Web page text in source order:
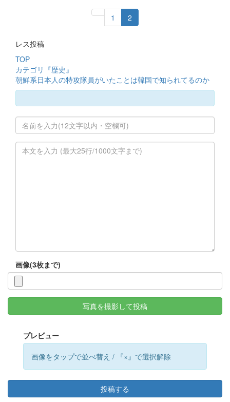
1 2
レス投稿
TOP
カテゴリ『歴史』
朝鮮系日本人の特攻隊員がいたことは韓国で知られてるのか
画像(3枚まで)
写真を撮影して投稿
プレビュー
画像をタップで並べ替え / 『×』で選択解除
投稿する